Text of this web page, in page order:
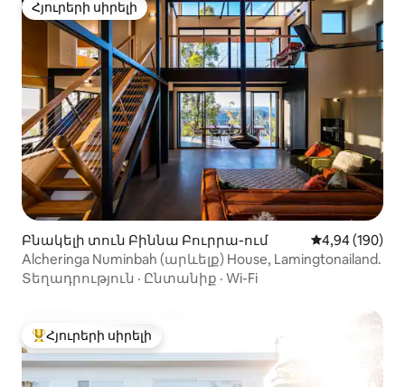
Հյուրերի սիրելի
Հյուրերի սիրելի
Բնակելի տուն Բիննա Բուրրա-ում Միջին
4,94 (190)
Alcheringa Numinbah (արևելք) House, Lamingtonailand.
Տեղադրություն · Ընտանիք · Wi-Fi
Հյուրերի սիրելի լավագույն տները
Հյուրերի սիրելի